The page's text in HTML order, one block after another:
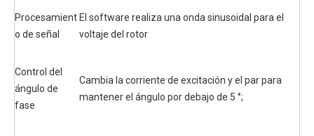
Procesamient
o de señal
El software realiza una onda sinusoidal para el
voltaje del rotor
Control del
ángulo de
fase
Cambia la corriente de excitación y el par para
mantener el ángulo por debajo de 5 °;